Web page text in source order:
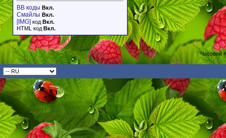
BB коды Вкл.
Смайлы Вкл.
[IMG] код Вкл.
HTML код Вкл.
Часовой